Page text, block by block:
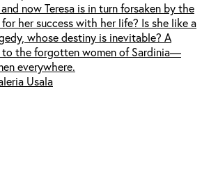
now Teresa is in turn forsaken by the
her success with her life? Is she like a
whose destiny is inevitable? A
the forgotten women of Sardinia—
everywhere.
Usala